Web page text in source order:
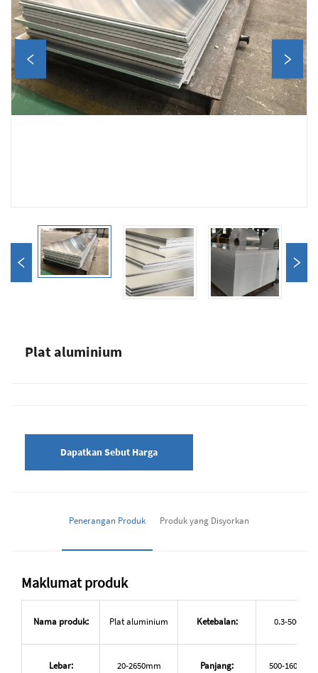
Plat aluminium
Dapatkan Sebut Harga
Penerangan Produk Produk yang Disyorkan
Maklumat produk
Nama produk: Plat aluminium Ketebalan: 0.3-500mm
Lebar: 20-2650mm Panjang: 500-